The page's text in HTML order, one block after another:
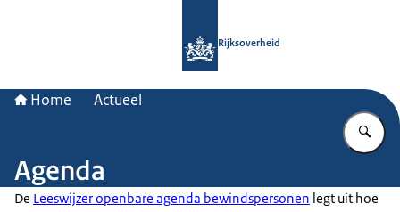
Rijksoverheid
Home Actueel
Agenda
De Leeswijzer openbare agenda bewindspersonen legt uit hoe